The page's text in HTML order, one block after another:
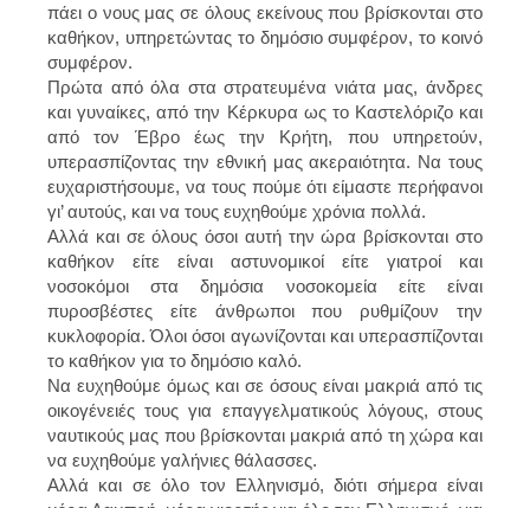
πάει ο νους μας σε όλους εκείνους που βρίσκονται στο
καθήκον, υπηρετώντας το δημόσιο συμφέρον, το κοινό
συμφέρον.
Πρώτα από όλα στα στρατευμένα νιάτα μας, άνδρες
και γυναίκες, από την Κέρκυρα ως το Καστελόριζο και
από τον Έβρο έως την Κρήτη, που υπηρετούν,
υπερασπίζοντας την εθνική μας ακεραιότητα. Να τους
ευχαριστήσουμε, να τους πούμε ότι είμαστε περήφανοι
γι’ αυτούς, και να τους ευχηθούμε χρόνια πολλά.
Αλλά και σε όλους όσοι αυτή την ώρα βρίσκονται στο
καθήκον είτε είναι αστυνομικοί είτε γιατροί και
νοσοκόμοι στα δημόσια νοσοκομεία είτε είναι
πυροσβέστες είτε άνθρωποι που ρυθμίζουν την
κυκλοφορία. Όλοι όσοι αγωνίζονται και υπερασπίζονται
το καθήκον για το δημόσιο καλό.
Να ευχηθούμε όμως και σε όσους είναι μακριά από τις
οικογένειές τους για επαγγελματικούς λόγους, στους
ναυτικούς μας που βρίσκονται μακριά από τη χώρα και
να ευχηθούμε γαλήνιες θάλασσες.
Αλλά και σε όλο τον Ελληνισμό, διότι σήμερα είναι